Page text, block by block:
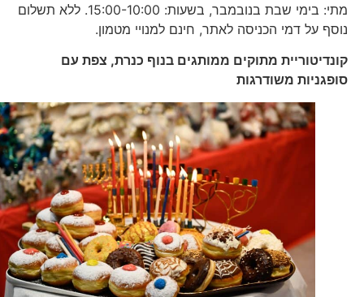
מתי: בימי שבת בנובמבר, בשעות: 15:00-10:00. ללא תשלום
נוסף על דמי הכניסה לאתר, חינם למנויי מטמון.
קונדיטוריית מתוקים ממותגים בנוף כנרת, צפת עם
סופגניות משודרגות